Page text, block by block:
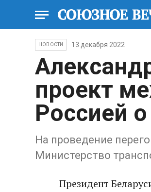
НОВОСТИ 13 декабря 2022
проект
Россией
На проведение
Министерство
Президент